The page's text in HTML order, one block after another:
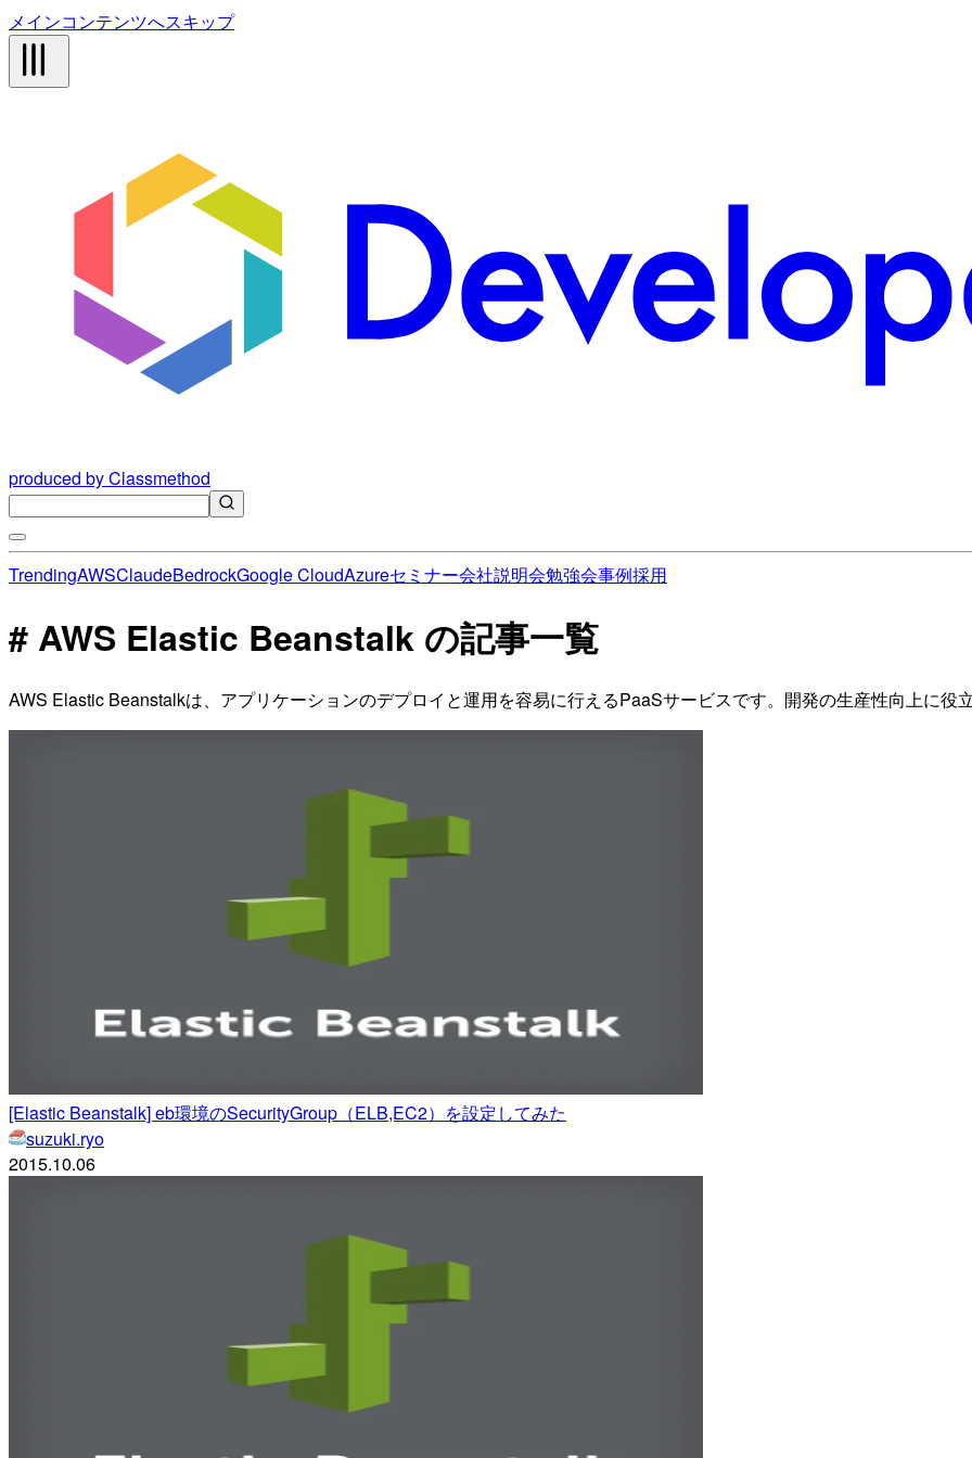
メインコンテンツへスキップ
produced by Classmethod
TrendingAWSClaudeBedrockGoogle CloudAzureセミナー会社説明会勉強会事例採用
# AWS Elastic Beanstalk の記事一覧
AWS Elastic Beanstalkは、アプリケーションのデプロイと運用を容易に行えるPaaSサービスです。開発の生産性向上に役立
[Elastic Beanstalk] eb環境のSecurityGroup（ELB,EC2）を設定してみた
suzuki.ryo
2015.10.06